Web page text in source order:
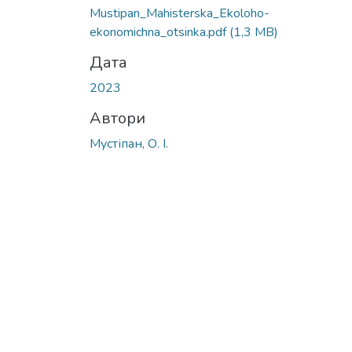
Mustipan_Mahisterska_Ekoloho-
ekonomichna_otsinka.pdf(1,3 MB)
Дата
2023
Автори
Мустіпан, О. І.